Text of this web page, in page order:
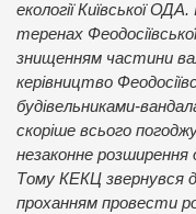
екології Київської
теренах
знищенням частини
керівництво
будівельниками-
скоріше всього
незаконне розширення
Тому КЕКЦ звернувся
проханням провести